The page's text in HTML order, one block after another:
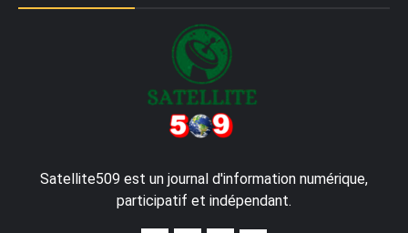
Satellite509 est un journal d'information numérique,
participatif et indépendant.